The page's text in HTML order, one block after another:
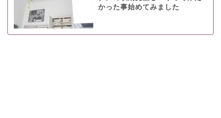
かった事始めてみました